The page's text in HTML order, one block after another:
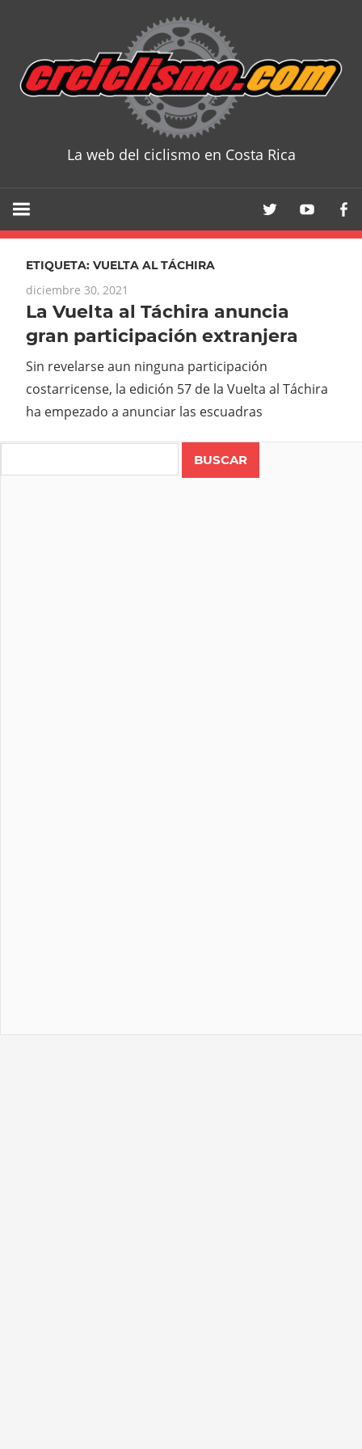
content
La web del ciclismo en Costa Rica
ETIQUETA: VUELTA AL TÁCHIRA
diciembre 30, 2021
La Vuelta al Táchira anuncia
gran participación extranjera
Sin revelarse aun ninguna participación
costarricense, la edición 57 de la Vuelta al Táchira
ha empezado a anunciar las escuadras